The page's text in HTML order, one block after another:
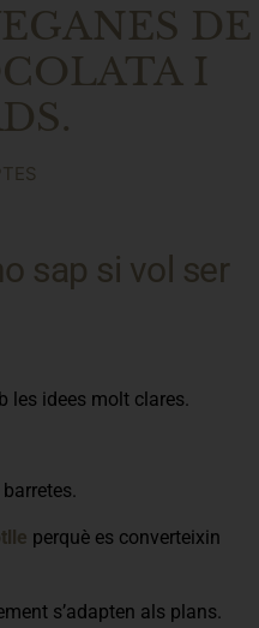
DE
I
sap si vol ser
les idees molt clares.
perquè es converteixin
s’adapten als plans.